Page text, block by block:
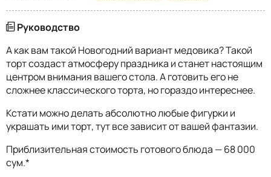
Руководство
А как вам такой Новогодний вариант медовика? Такой
торт создаст атмосферу праздника и станет настоящим
центром внимания вашего стола. А готовить его не
сложнее классического торта, но гораздо интереснее.
Кстати можно делать абсолютно любые фигурки и
украшать ими торт, тут все зависит от вашей фантазии.
Приблизительная стоимость готового блюда — 68 000
сум.*